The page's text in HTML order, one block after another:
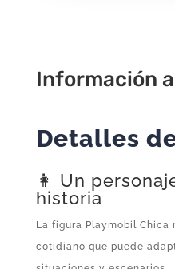
Suelta
Información
Detalles
👩 Un
historia
La figura Playmobil Chica
cotidiano que puede